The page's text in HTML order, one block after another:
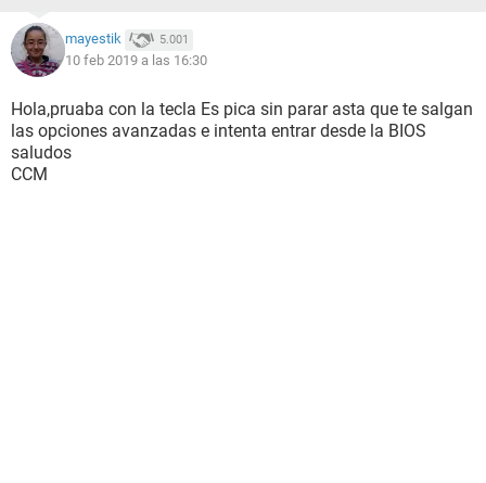
mayestik 5.001
10 feb 2019 a las 16:30
Hola,pruaba con la tecla Es pica sin parar asta que te salgan
las opciones avanzadas e intenta entrar desde la BIOS
saludos
CCM